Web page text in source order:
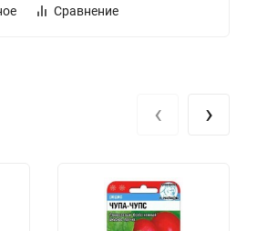
Сравнение
‹ ›